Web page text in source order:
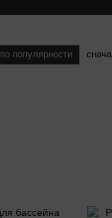
по популярности